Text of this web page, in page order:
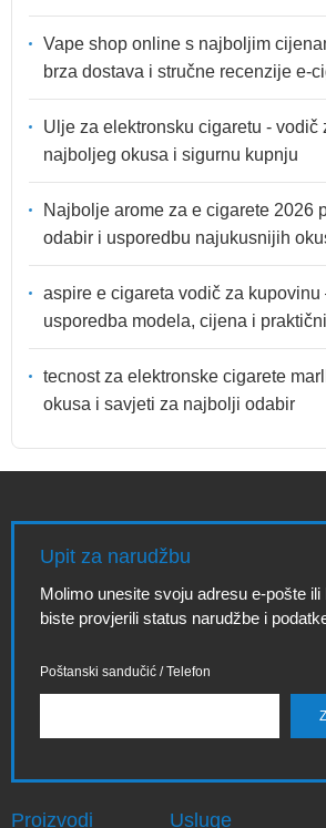
Vape shop online s najboljim
brza dostava i stručne recenzije e-
Ulje za elektronsku cigaretu - vodič
najboljeg okusa i sigurnu kupnju
Najbolje arome za e cigarete 2026
odabir i usporedbu najukusnijih
aspire e cigareta vodič za
usporedba modela, cijena i
tecnost za elektronske cigarete
okusa i savjeti za najbolji odabir
Upit za narudžbu
Molimo unesite svoju adresu e-pošte
biste provjerili status narudžbe i
Poštanski sandučić / Telefon
Proizvodi Usluge